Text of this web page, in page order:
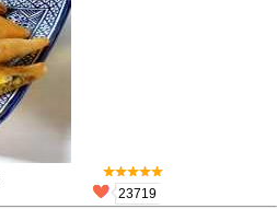
23719